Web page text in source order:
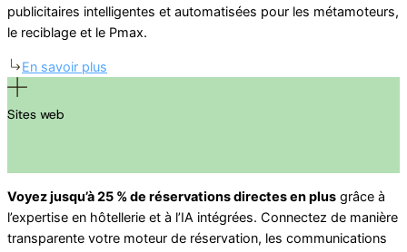
publicitaires intelligentes et automatisées pour les métamoteurs,
le reciblage et le Pmax.
En savoir plus
Sites web
Voyez jusqu’à 25 % de réservations directes en plus grâce à
l’expertise en hôtellerie et à l’IA intégrées. Connectez de manière
transparente votre moteur de réservation, les communications